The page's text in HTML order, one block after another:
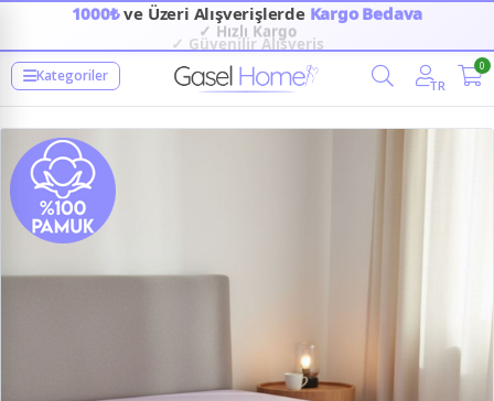
1000₺ve Üzeri Alışverişlerde Kargo Bedava
✓ Hızlı Kargo
✓ Güvenilir Alışveriş
Kategoriler
TR
0